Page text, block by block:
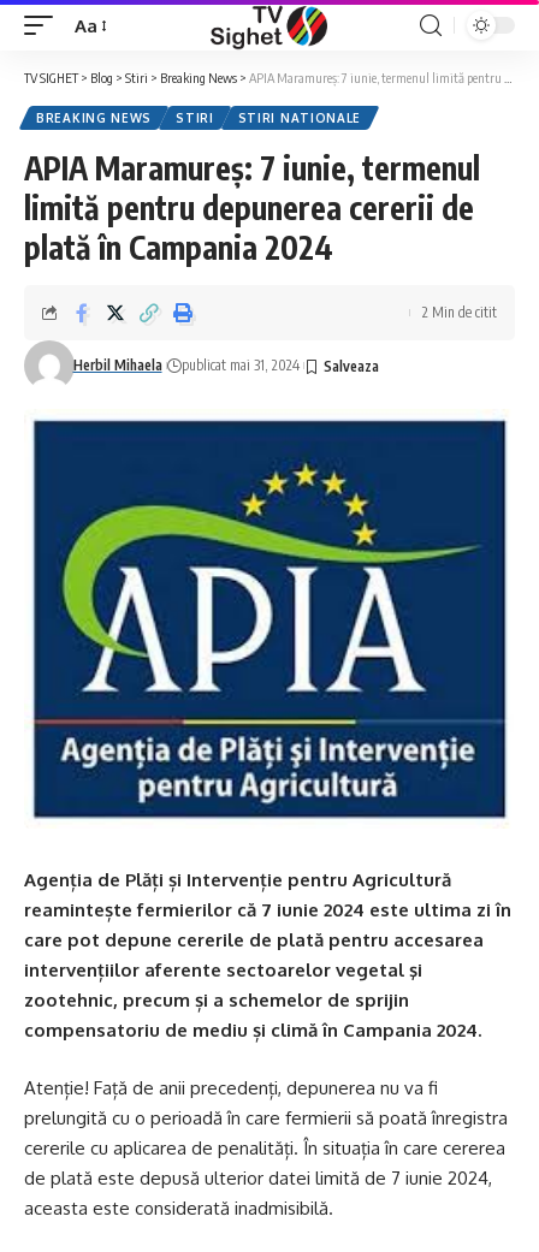
Font
Resizer
Aa
TV SIGHET> Blog > Stiri > Breaking News > APIA Maramureş: 7 iunie, termenul limită pentru depunerea cererii de plată în Campania 2024
BREAKING NEWS STIRI STIRI NATIONALE
APIA Maramureş: 7 iunie, termenul
limită pentru depunerea cererii de
plată în Campania 2024
Herbil Mihaela publicat mai 31, 2024
2 Min de citit
Agenția de Plăți și Intervenție pentru Agricultură
reamintește fermierilor că 7 iunie 2024 este ultima zi în
care pot depune cererile de plată pentru accesarea
intervențiilor aferente sectoarelor vegetal şi
zootehnic, precum și a schemelor de sprijin
compensatoriu de mediu și climă în Campania 2024.
Atenție! Față de anii precedenți, depunerea nu va fi
prelungită cu o perioadă în care fermierii să poată înregistra
cererile cu aplicarea de penalități. În situația în care cererea
de plată este depusă ulterior datei limită de 7 iunie 2024,
aceasta este considerată inadmisibilă.